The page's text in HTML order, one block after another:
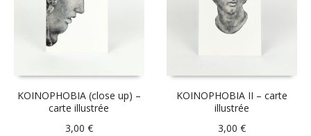
KOINOPHOBIA (close up) –
carte illustrée
3,00 €
KOINOPHOBIA II – carte
illustrée
3,00€